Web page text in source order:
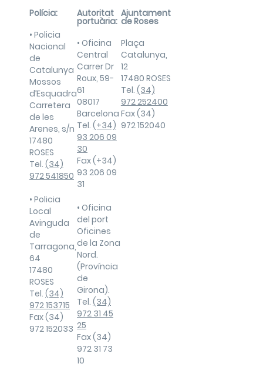
Polícia:
• Policia
Nacional
de
Catalunya
Mossos
d’Esquadra
Carretera
de les
Arenes, s/n
17480
ROSES
Tel. (34)
972 541850
• Policia
Local
Avinguda
de
Tarragona,
64
17480
ROSES
Tel. (34)
972 153715
Fax (34)
972 152033
Autoritat
portuària:
• Oficina
Central
Carrer Dr
Roux, 59-
61
08017
Barcelona
Tel. (+34)
93 206 09
30
Fax (+34)
93 206 09
31
• Oficina
del port
Oficines
de la Zona
Nord.
(Província
de
Girona).
Tel. (34)
972 31 45
25
Fax (34)
972 31 73
10
Ajuntament
de Roses
Plaça
Catalunya,
12
17480 ROSES
Tel. (34)
972 252400
Fax (34)
972 152040